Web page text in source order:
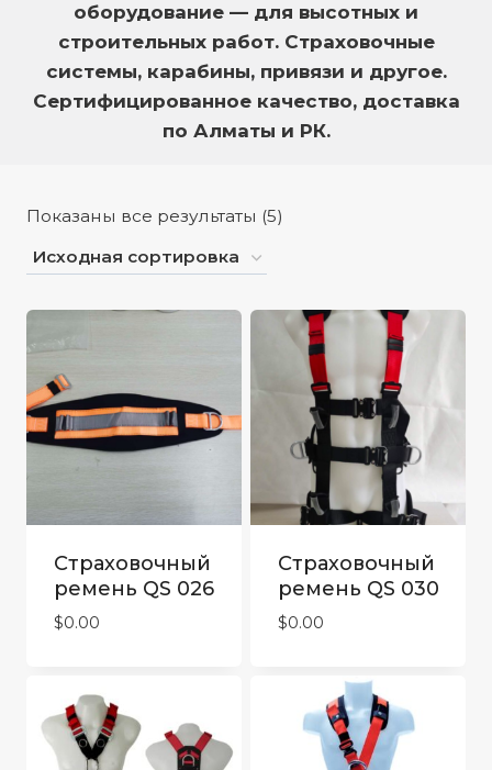
оборудование — для высотных и
строительных работ. Страховочные
системы, карабины, привязи и другое.
Сертифицированное качество, доставка
по Алматы и РК.
Показаны все результаты (5)
Cтраховочный
ремень QS 026​
$0.00
Cтраховочный
ремень QS 030
$0.00